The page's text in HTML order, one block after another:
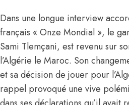
Dans une longue interview
français « Onze Mondial », le
Sami Tlemçani, est revenu sur
l’Algérie le Maroc. Son
et sa décision de jouer pour
rappel provoqué une vive